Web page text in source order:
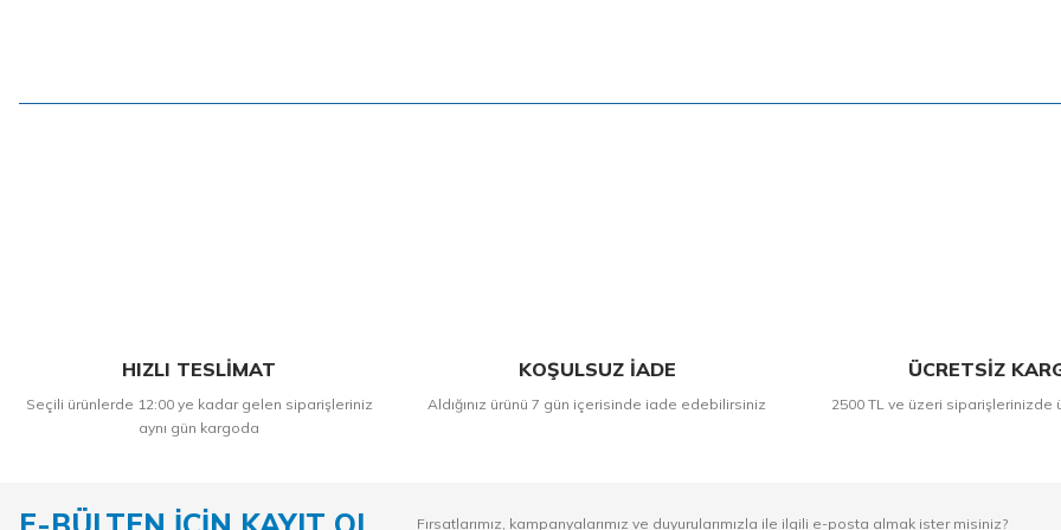
HIZLI TESLİMAT
Seçili ürünlerde 12:00 ye kadar gelen siparişleriniz
aynı gün kargoda
KOŞULSUZ İADE
Aldığınız ürünü 7 gün içerisinde iade edebilirsiniz
ÜCRETSİZ
2500 TL ve üzeri siparişlerinizde
Fırsatlarımız, kampanyalarımız ve duyurularımızla ile ilgili e-posta almak ister misiniz?